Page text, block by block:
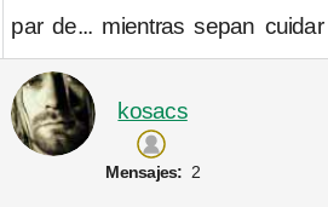
par de... mientras sepan
kosacs
Mensajes: 2